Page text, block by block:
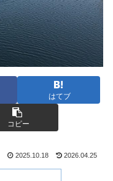
はてブ
コピー
2025.10.18 2026.04.25